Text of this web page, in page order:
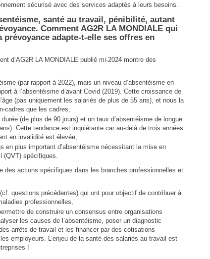
sécurisé avec des services adaptés à leurs besoins.
santé au travail, pénibilité, autant
Comment AG2R LA MONDIALE qui
adapte-t-elle ses offres en
d’AG2R LA MONDIALE publié mi-2024 montre des
(par rapport à 2022), mais un niveau d’absentéisme en
à l’absentéisme d’avant Covid (2019). Cette croissance de
(pas uniquement les salariés de plus de 55 ans), et nous la
cadres que les cadres,
(de plus de 90 jours) et un taux d’absentéisme de longue
Cette tendance est inquiétante car au-delà de trois années
en invalidité est élevée,
en plus important d’absentéisme nécessitant la mise en
(QVT) spécifiques.
des actions spécifiques dans les branches professionnelles et
questions précédentes) qui ont pour objectif de contribuer à
professionnelles,
de construire un consensus entre organisations
les causes de l’absentéisme, poser un diagnostic
arrêts de travail et les financer par des cotisations
employeurs. L’enjeu de la santé des salariés au travail est
!